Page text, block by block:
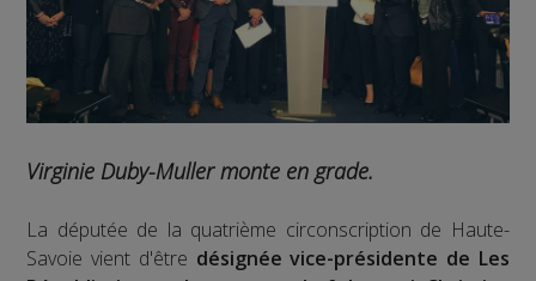
Virginie Duby-Muller monte en grade.
La députée de la quatrième circonscription de Haute-
Savoie vient d'être désignée vice-présidente de Les